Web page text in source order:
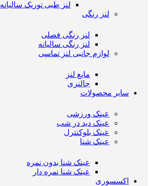
لنز طبی توریک سالیانه
لنز رنگی
لنز رنگی فصلی
لنز رنگی سالیانه
لوازم جانبی لنز تماسی
مایع لنز
جالنزی
سایر محصولات
عینک ورزشی
عینک دید در شب
عینک بلوکنترل
عینک شنا
عینک شنا بدون نمره
عینک شنا نمره دار
اکسسوری